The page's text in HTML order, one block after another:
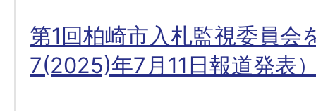
第1回柏崎市入札監視委員会
7(2025)年7月11日報道発表